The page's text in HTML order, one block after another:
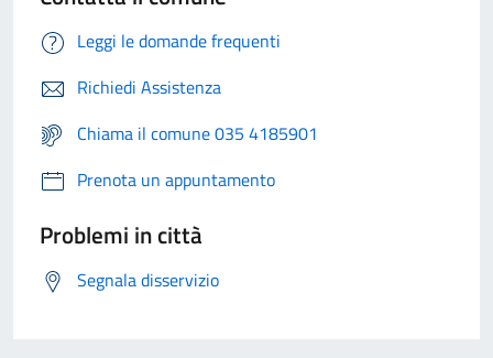
Leggi le domande frequenti
Richiedi Assistenza
Chiama il comune 035 4185901
Prenota un appuntamento
Problemi in città
Segnala disservizio